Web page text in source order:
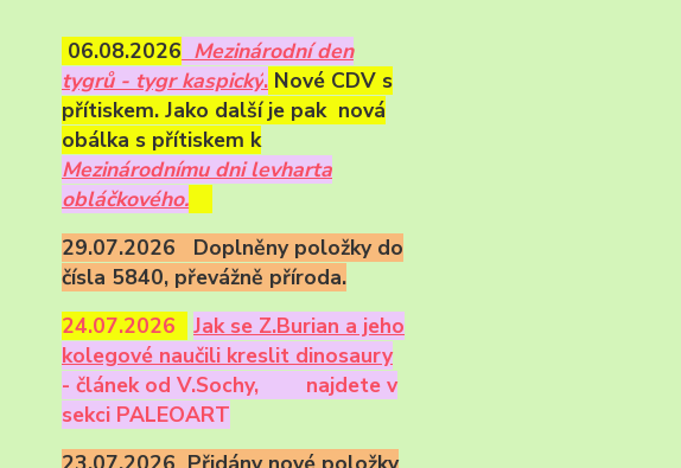
06.08.2026 Mezinárodní den
tygrů - tygr kaspický. Nové CDV s
přítiskem. Jako další je pak nová
obálka s přítiskem k
Mezinárodnímu dni levharta
obláčkového.
29.07.2026 Doplněny položky do
čísla 5840, převážně příroda.
24.07.2026
Jak se Z.Burian a jeho
kolegové naučili kreslit dinosaury
- článek od V.Sochy,
najdete v
sekci PALEOART